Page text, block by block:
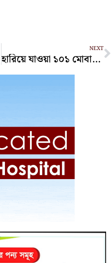
NEXT
হারিয়ে যাওয়া ১০১ মোবাইল উদ্ধার করে ফিরিয়ে দিলো পুলিশ